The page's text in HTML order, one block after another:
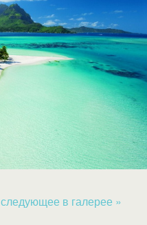
следующее в галерее »